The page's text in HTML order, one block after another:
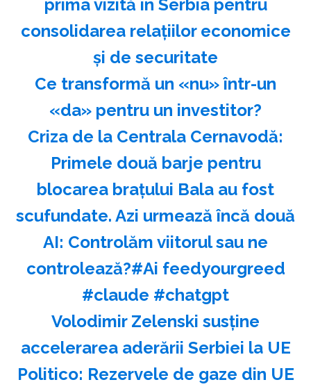
prima vizită în Serbia pentru
consolidarea relaţiilor economice
şi de securitate
Ce transformă un «nu» într-un
«da» pentru un investitor?
Criza de la Centrala Cernavodă:
Primele două barje pentru
blocarea brațului Bala au fost
scufundate. Azi urmează încă două
AI: Controlăm viitorul sau ne
controlează?#Ai feedyourgreed
#claude #chatgpt
Volodimir Zelenski susţine
accelerarea aderării Serbiei la UE
Politico: Rezervele de gaze din UE